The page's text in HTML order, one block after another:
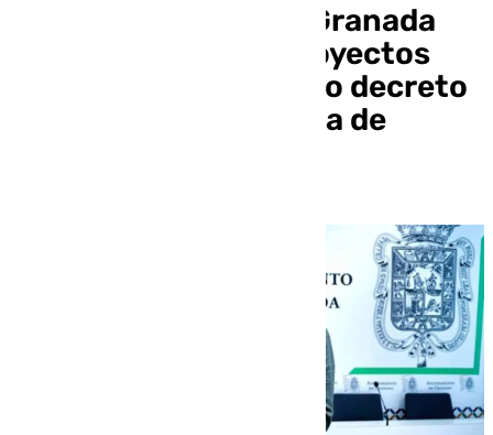
El Ayuntamiento de Granada
revisará todos los proyectos
que se acojan al nuevo decreto
ley andaluz en materia de